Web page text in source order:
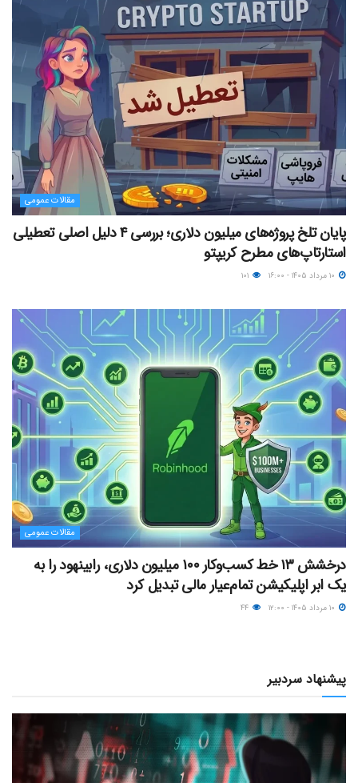
مقالات عمومی
پایان تلخ پروژه‌های میلیون دلاری؛ بررسی ۴ دلیل اصلی تعطیلی
استارتاپ‌های مطرح کریپتو
مقالات عمومی
درخشش ۱۳ خط کسب‌وکار ۱۰۰ میلیون دلاری، رابینهود را به
یک ابر اپلیکیشن تمام‌عیار مالی تبدیل کرد
پیشنهاد سردبیر